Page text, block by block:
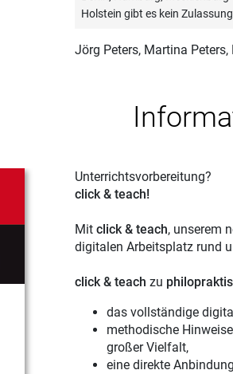
Holstein gibt es kein
Jörg Peters, Martina Peters,
Unterrichtsvorbereitung?
click & teach!
Mit click & teach, unserem
digitalen Arbeitsplatz rund
click & teach zu
das vollständige
methodische
großer Vielfalt,
eine direkte